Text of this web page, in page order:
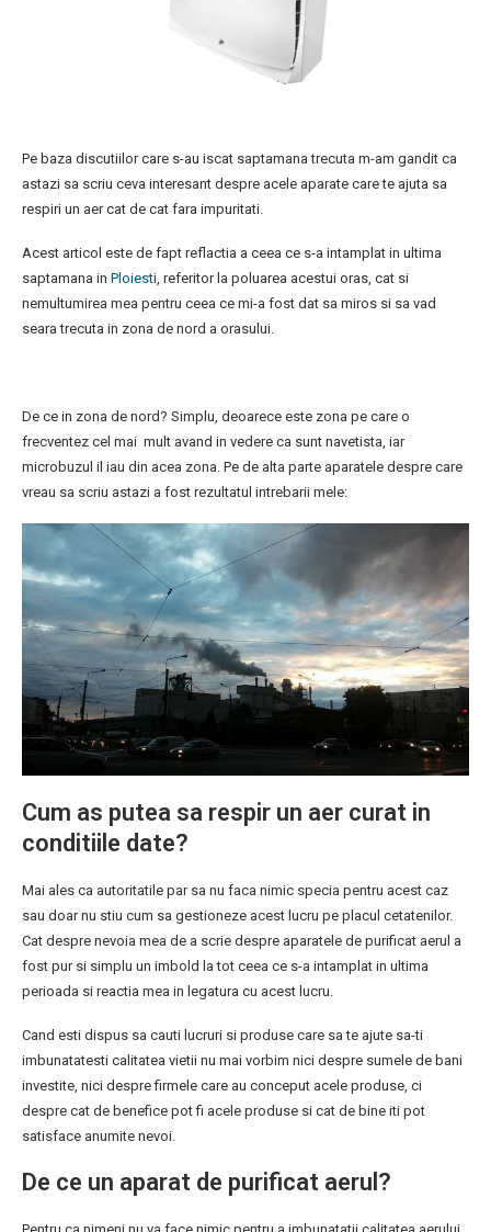
Pe baza discutiilor care s-au iscat saptamana trecuta m-am gandit ca
astazi sa scriu ceva interesant despre acele aparate care te ajuta sa
respiri un aer cat de cat fara impuritati.
Acest articol este de fapt reflactia a ceea ce s-a intamplat in ultima
saptamana in Ploiesti, referitor la poluarea acestui oras, cat si
nemultumirea mea pentru ceea ce mi-a fost dat sa miros si sa vad
seara trecuta in zona de nord a orasului.
De ce in zona de nord? Simplu, deoarece este zona pe care o
frecventez cel mai mult avand in vedere ca sunt navetista, iar
microbuzul il iau din acea zona. Pe de alta parte aparatele despre care
vreau sa scriu astazi a fost rezultatul intrebarii mele:
Cum as putea sa respir un aer curat in
conditiile date?
Mai ales ca autoritatile par sa nu faca nimic specia pentru acest caz
sau doar nu stiu cum sa gestioneze acest lucru pe placul cetatenilor.
Cat despre nevoia mea de a scrie despre aparatele de purificat aerul a
fost pur si simplu un imbold la tot ceea ce s-a intamplat in ultima
perioada si reactia mea in legatura cu acest lucru.
Cand esti dispus sa cauti lucruri si produse care sa te ajute sa-ti
imbunatatesti calitatea vietii nu mai vorbim nici despre sumele de bani
investite, nici despre firmele care au conceput acele produse, ci
despre cat de benefice pot fi acele produse si cat de bine iti pot
satisface anumite nevoi.
De ce un aparat de purificat aerul?